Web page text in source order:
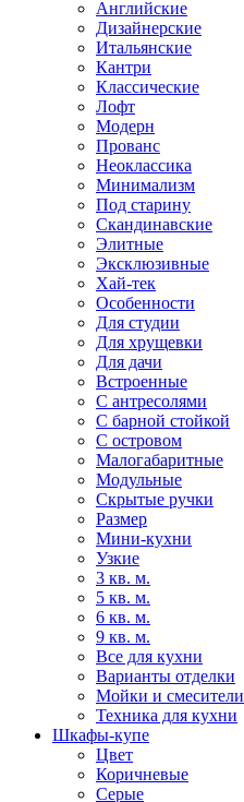
Английские
Дизайнерские
Итальянские
Кантри
Классические
Лофт
Модерн
Прованс
Неоклассика
Минимализм
Под старину
Скандинавские
Элитные
Эксклюзивные
Хай-тек
Особенности
Для студии
Для хрущевки
Для дачи
Встроенные
С антресолями
С барной стойкой
С островом
Малогабаритные
Модульные
Скрытые ручки
Размер
Мини-кухни
Узкие
3 кв. м.
5 кв. м.
6 кв. м.
9 кв. м.
Все для кухни
Варианты отделки
Мойки и смесители
Техника для кухни
Шкафы-купе
Цвет
Коричневые
Серые